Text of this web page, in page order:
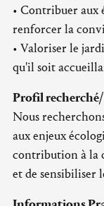
• Contribuer aux
renforcer la
• Valoriser le
qu'il soit
Profil recherché/
Nous
aux enjeux
contribution à la
et de sensibiliser